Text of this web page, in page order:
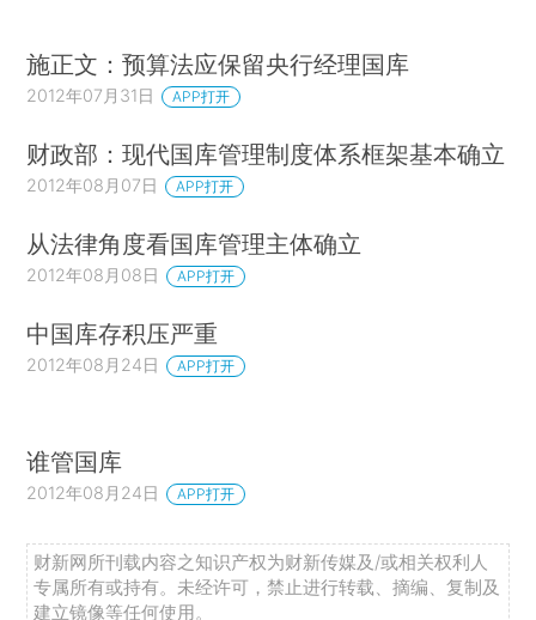
施正文：预算法应保留央行经理国库
2012年07月31日 APP打开
财政部：现代国库管理制度体系框架基本确立
2012年08月07日 APP打开
从法律角度看国库管理主体确立
2012年08月08日 APP打开
中国库存积压严重
2012年08月24日 APP打开
谁管国库
2012年08月24日 APP打开
财新网所刊载内容之知识产权为财新传媒及/或相关权利人
专属所有或持有。未经许可，禁止进行转载、摘编、复制及
建立镜像等任何使用。